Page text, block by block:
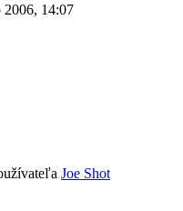
2006, 14:07
Joe Shot